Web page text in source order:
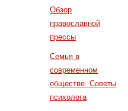
Обзор
православной
прессы
Семья в
современном
обществе. Советы
психолога